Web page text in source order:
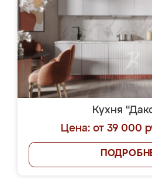
Кухня
Цена: от 39 000